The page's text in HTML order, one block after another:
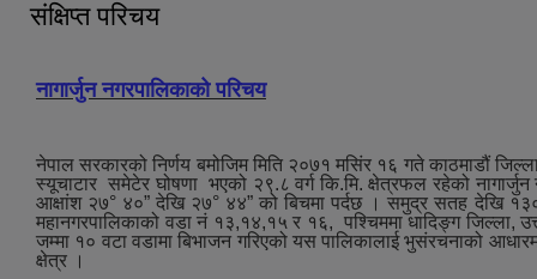
संक्षिप्त परिचय
नागार्जुन नगरपालिकाको परिचय
नेपाल सरकारको निर्णय बमोजिम मिति २०७१ मसिंर १६ गते काठमाडौं
स्यूचाटार समेटेर घोषणा भएको २९.८ वर्ग कि.मि. क्षेत्रफल रहेको
आक्षांश २७° ४०” देखि २७° ४४” को बिचमा पर्दछ । समुद्र सतह देखि
महानगरपालिकाको वडा नं १३,१४,१५ र १६, पश्‍चिममा धादिङ्ग जिल्ला,
जम्मा १० वटा वडामा बिभाजन गरिएको यस पालिकालाई भुसंरचनाको
क्षेत्र ।